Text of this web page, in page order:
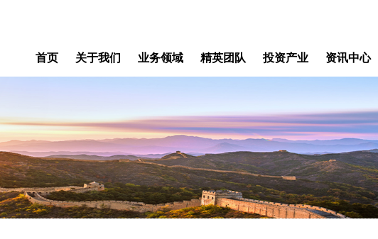
首页 关于我们 业务领域 精英团队 投资产业 资讯中心